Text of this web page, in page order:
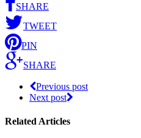
SHARE
TWEET
PIN
SHARE
Previous post
Next post
Related Articles